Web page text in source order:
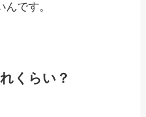
です。
くらい？